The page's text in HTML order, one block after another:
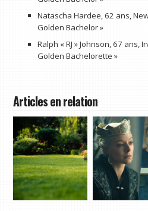
Natascha Hardee, 62 ans,
Golden Bachelor »
Ralph « RJ » Johnson, 67 ans,
Golden Bachelorette »
Articles en relation